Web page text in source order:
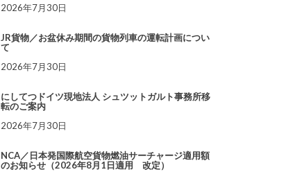
2026年7月30日
JR貨物／お盆休み期間の貨物列車の運転計画につい
て
2026年7月30日
にしてつドイツ現地法人 シュツットガルト事務所移
転のご案内
2026年7月30日
NCA／日本発国際航空貨物燃油サーチャージ適用額
のお知らせ（2026年8月1日適用 改定）